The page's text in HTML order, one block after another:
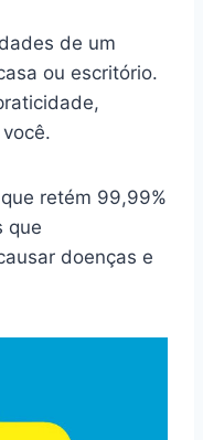
de um
ou escritório.
retém 99,99%
que
doenças e